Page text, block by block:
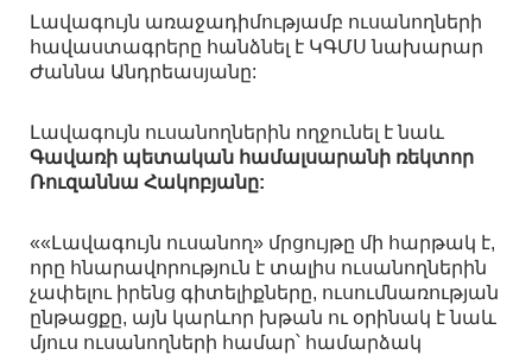
Լավագույն առաջադիմությամբ ուսանողների
հավաստագրերը հանձնել է ԿԳՄՍ նախարար
Ժաննա Անդրեասյանը:
Լավագույն ուսանողներին ողջունել է նաև
Գավառի պետական համալսարանի ռեկտոր
Ռուզաննա Հակոբյանը:
««Լավագույն ուսանող» մրցույթը մի հարթակ է,
որը հնարավորություն է տալիս ուսանողներին
չափելու իրենց գիտելիքները, ուսումնառության
ընթացքը, այն կարևոր խթան ու օրինակ է նաև
մյուս ուսանողների համար՝ համարձակ